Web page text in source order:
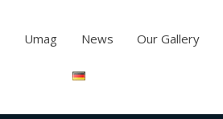
Umag News Our Gallery